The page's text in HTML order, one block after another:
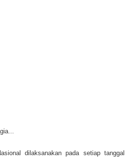
dilaksanakan pada setiap